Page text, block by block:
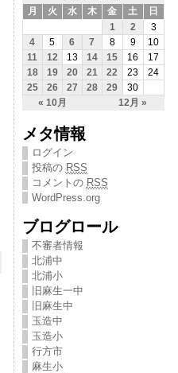
月
火 水 木 金 土 日
« 10月 12月 »
1 2
3
4
5 6 7 8 9
10
11
12 13 14 15 16
17
18
19 20 21 22 23
24
25
26 27 28 29 30
メタ情報
ログイン
投稿の RSS
コメントの RSS
WordPress.org
ブログロール
不審者情報
北浦中
北浦小
旧麻生一中
旧麻生中
玉造中
玉造小
行方市
麻生小